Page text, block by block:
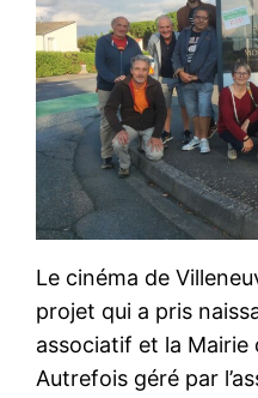
Le cinéma de
projet qui a pris
associatif et la Mairie
Autrefois géré par